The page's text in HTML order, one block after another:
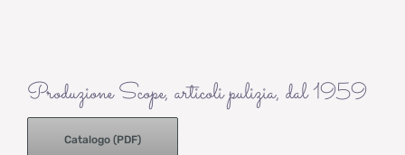
Produzione Scope, articoli pulizia, dal 1959
Catalogo (PDF)